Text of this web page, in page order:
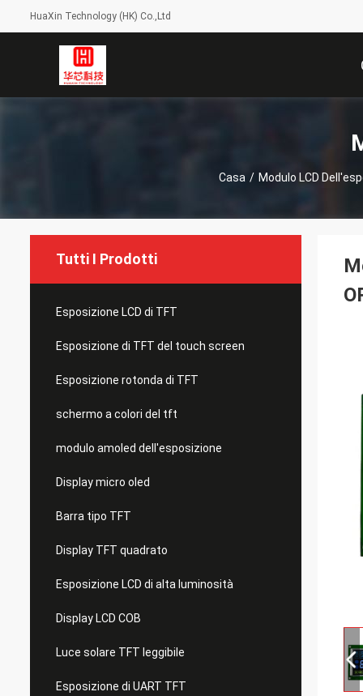
HuaXin Technology (HK) Co.,Ltd
Casa / Modulo LCD
Tutti I Prodotti
Esposizione LCD di TFT
Esposizione di TFT del touch screen
Esposizione rotonda di TFT
schermo a colori del tft
modulo amoled dell'esposizione
Display micro oled
Barra tipo TFT
Display TFT quadrato
Esposizione LCD di alta luminosità
Display LCD COB
Luce solare TFT leggibile
Esposizione di UART TFT